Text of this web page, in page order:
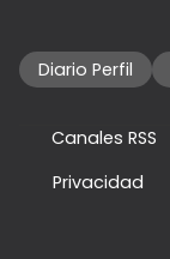
Diario Perfil
Canales RSS
Privacidad